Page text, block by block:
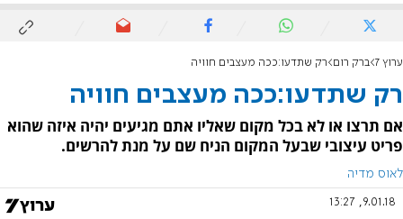
ערוץ 7 ברק רום רק שתדעו:ככה מעצבים חוויה
רק שתדעו:ככה מעצבים חוויה
אם תרצו או לא בכל מקום שאליו אתם מגיעים יהיה איזה שהוא
פריט עיצובי שבעל המקום הניח שם על מנת להרשים.
לאוס מדיה
9.01.18, 13:27